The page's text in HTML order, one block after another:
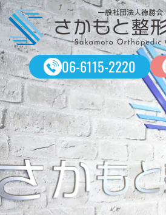
06-6115-2220